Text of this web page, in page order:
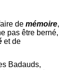
demémoire,
pas être berné,
et de
Badauds,